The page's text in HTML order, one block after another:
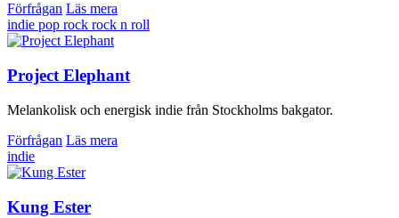
Förfrågan Läs mera
indie pop rock rock n roll
Project Elephant
Melankolisk och energisk indie från Stockholms bakgator.
Förfrågan Läs mera
indie
Kung Ester